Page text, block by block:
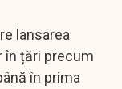
lansarea
în țări precum
în prima